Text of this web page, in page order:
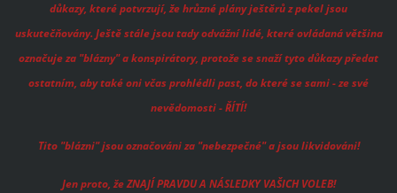
důkazy, které potvrzují, že hrůzné plány ještěrů z pekel jsou
uskutečňovány. Ještě stále jsou tady odvážní lidé, které ovládaná většina
označuje za "blázny" a konspirátory, protože se snaží tyto důkazy předat
ostatním, aby také oni včas prohlédli past, do které se sami - ze své
nevědomosti - ŘÍTÍ!
Tito "blázni" jsou označováni za "nebezpečné" a jsou likvidováni!
Jen proto, že ZNAJÍ PRAVDU A NÁSLEDKY VAŠICH VOLEB!